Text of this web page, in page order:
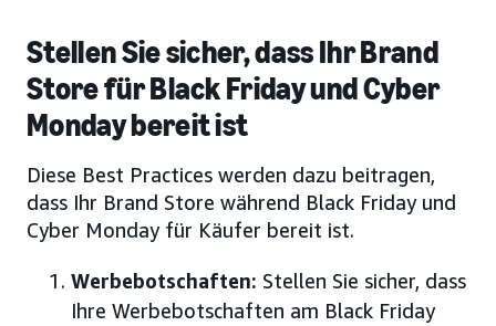
Stellen Sie sicher, dass Ihr Brand
Store für Black Friday und Cyber
Monday bereit ist
Diese Best Practices werden dazu beitragen,
dass Ihr Brand Store während Black Friday und
Cyber Monday für Käufer bereit ist.
Werbebotschaften: Stellen Sie sicher, dass
Ihre Werbebotschaften am Black Friday